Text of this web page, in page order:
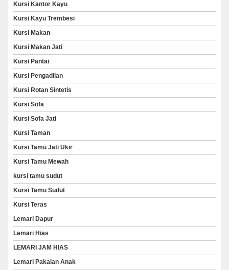
Kursi Kantor Kayu
Kursi Kayu Trembesi
Kursi Makan
Kursi Makan Jati
Kursi Pantai
Kursi Pengadilan
Kursi Rotan Sintetis
Kursi Sofa
Kursi Sofa Jati
Kursi Taman
Kursi Tamu Jati Ukir
Kursi Tamu Mewah
kursi tamu sudut
Kursi Tamu Sudut
Kursi Teras
Lemari Dapur
Lemari Hias
LEMARI JAM HIAS
Lemari Pakaian Anak